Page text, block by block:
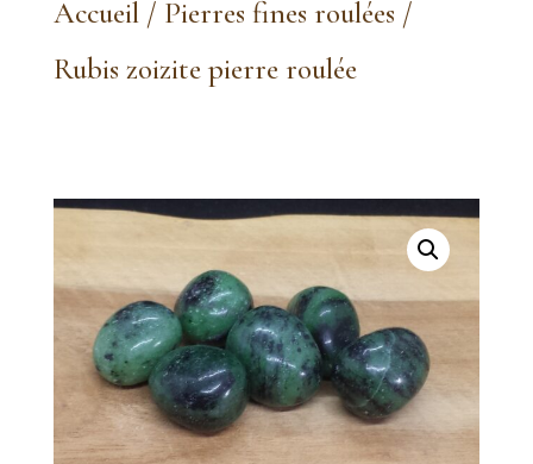
Accueil/ Pierres fines roulées /
Rubis zoizite pierre roulée